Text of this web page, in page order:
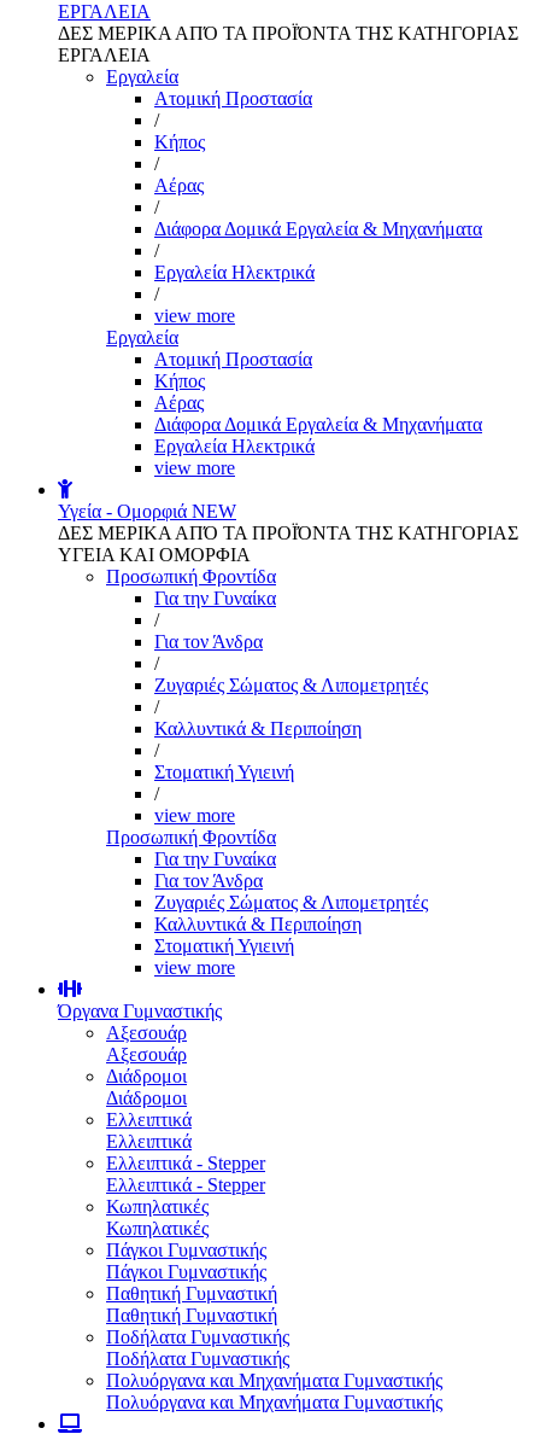
ΕΡΓΑΛΕΙΑ
ΔΕΣ ΜΕΡΙΚΑ ΑΠΌ ΤΑ ΠΡΟΪΌΝΤΑ ΤΗΣ ΚΑΤΗΓΟΡΙΑΣ
ΕΡΓΑΛΕΙΑ
Εργαλεία
Aτομική Προστασία
/
Kήπος
/
Αέρας
/
Διάφορα Δομικά Εργαλεία & Μηχανήματα
/
Εργαλεία Ηλεκτρικά
/
view more
Εργαλεία
Aτομική Προστασία
Kήπος
Αέρας
Διάφορα Δομικά Εργαλεία & Μηχανήματα
Εργαλεία Ηλεκτρικά
view more
Υγεία - Ομορφιά NEW
ΔΕΣ ΜΕΡΙΚΑ ΑΠΌ ΤΑ ΠΡΟΪΌΝΤΑ ΤΗΣ ΚΑΤΗΓΟΡΙΑΣ
ΥΓΕΙΑ ΚΑΙ ΟΜΟΡΦΙΑ
Προσωπική Φροντίδα
Για την Γυναίκα
/
Για τον Άνδρα
/
Ζυγαριές Σώματος & Λιπομετρητές
/
Καλλυντικά & Περιποίηση
/
Στοματική Υγιεινή
/
view more
Προσωπική Φροντίδα
Για την Γυναίκα
Για τον Άνδρα
Ζυγαριές Σώματος & Λιπομετρητές
Καλλυντικά & Περιποίηση
Στοματική Υγιεινή
view more
Όργανα Γυμναστικής
Αξεσουάρ
Αξεσουάρ
Διάδρομοι
Διάδρομοι
Ελλειπτικά
Ελλειπτικά
Ελλειπτικά - Stepper
Ελλειπτικά - Stepper
Κωπηλατικές
Κωπηλατικές
Πάγκοι Γυμναστικής
Πάγκοι Γυμναστικής
Παθητική Γυμναστική
Παθητική Γυμναστική
Ποδήλατα Γυμναστικής
Ποδήλατα Γυμναστικής
Πολυόργανα και Μηχανήματα Γυμναστικής
Πολυόργανα και Μηχανήματα Γυμναστικής